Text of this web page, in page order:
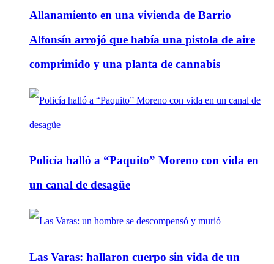
Allanamiento en una vivienda de Barrio
Alfonsín arrojó que había una pistola de aire
comprimido y una planta de cannabis
Policía halló a “Paquito” Moreno con vida en
un canal de desagüe
Las Varas: hallaron cuerpo sin vida de un